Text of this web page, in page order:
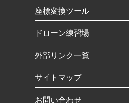
座標変換ツール
ドローン練習場
外部リンク一覧
サイトマップ
お問い合わせ